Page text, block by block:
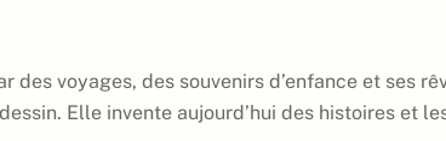
des voyages, des souvenirs d’enfance et ses
Elle invente aujourd’hui des histoires et